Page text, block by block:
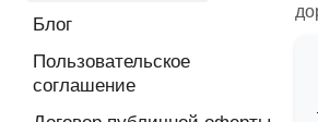
Блог
Пользовательское
соглашение